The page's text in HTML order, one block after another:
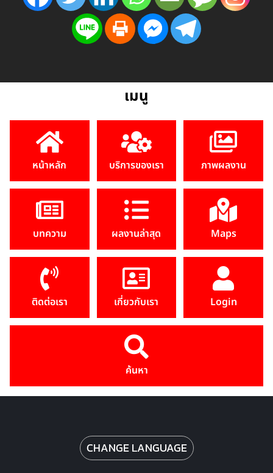
เมนู
หน้าหลัก บริการของเรา ภาพผลงาน
บทความ ผลงานล่าสุด Maps
ติดต่อเรา เกี่ยวกับเรา Login
ค้นหา
CHANGE LANGUAGE